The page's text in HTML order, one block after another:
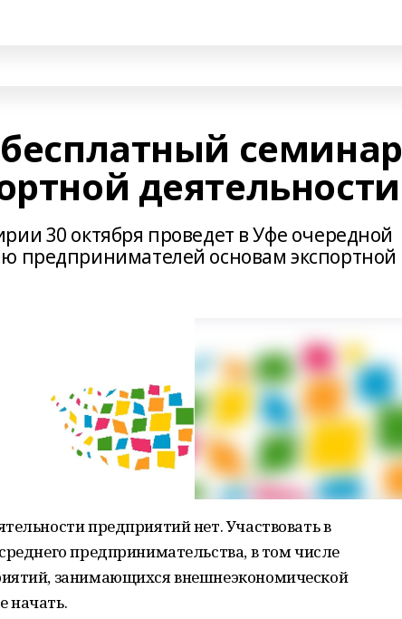
семинар
деятельности
30 октября проведет в Уфе очередной
предпринимателей основам экспортной
предприятий нет. Участвовать в
предпринимательства, в том числе
занимающихся внешнеэкономической
начать.